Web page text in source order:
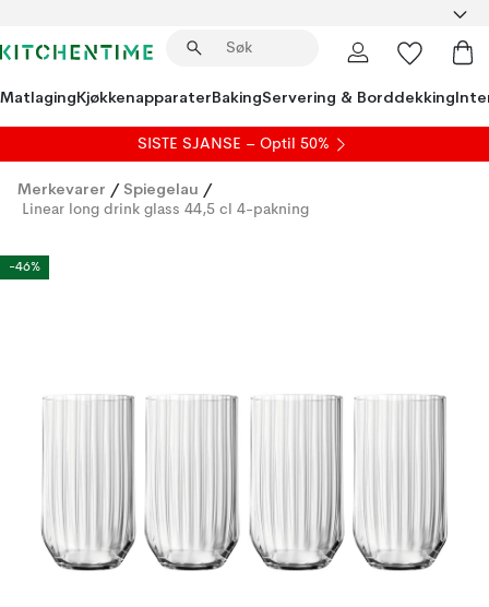
MatlagingKjøkkenapparaterBakingServering & Borddekking
SISTE SJANSE – Optil 50%
Merkevarer / Spiegelau /
Linear long drink glass 44,5 cl 4-pakning
-46%